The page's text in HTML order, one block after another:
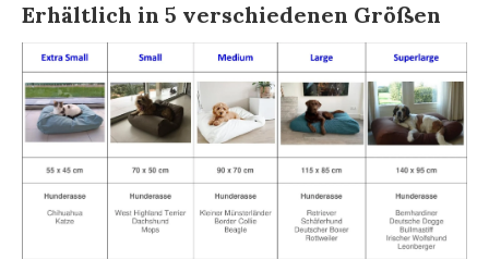
Erhältlich in 5 verschiedenen Größen